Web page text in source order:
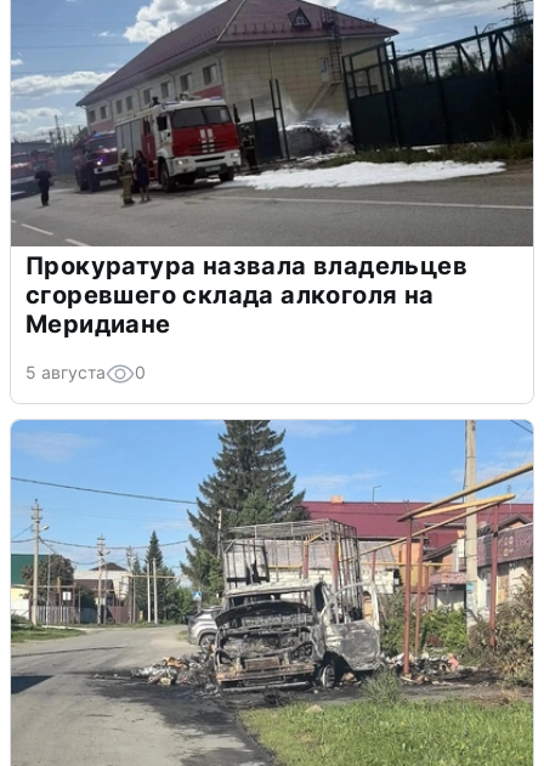
Прокуратура назвала владельцев
сгоревшего склада алкоголя на
Меридиане
5 августа 0